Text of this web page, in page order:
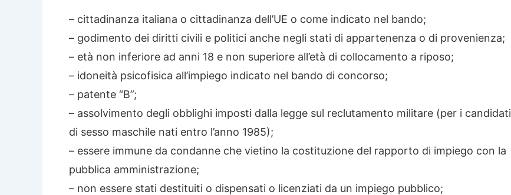
– cittadinanza italiana o cittadinanza dell’UE o come indicato nel bando;
– godimento dei diritti civili e politici anche negli stati di appartenenza o di provenienza;
– età non inferiore ad anni 18 e non superiore all’età di collocamento a riposo;
– idoneità psicofisica all’impiego indicato nel bando di concorso;
– patente “B”;
– assolvimento degli obblighi imposti dalla legge sul reclutamento militare (per i candidati
di sesso maschile nati entro l’anno 1985);
– essere immune da condanne che vietino la costituzione del rapporto di impiego con la
pubblica amministrazione;
– non essere stati destituiti o dispensati o licenziati da un impiego pubblico;